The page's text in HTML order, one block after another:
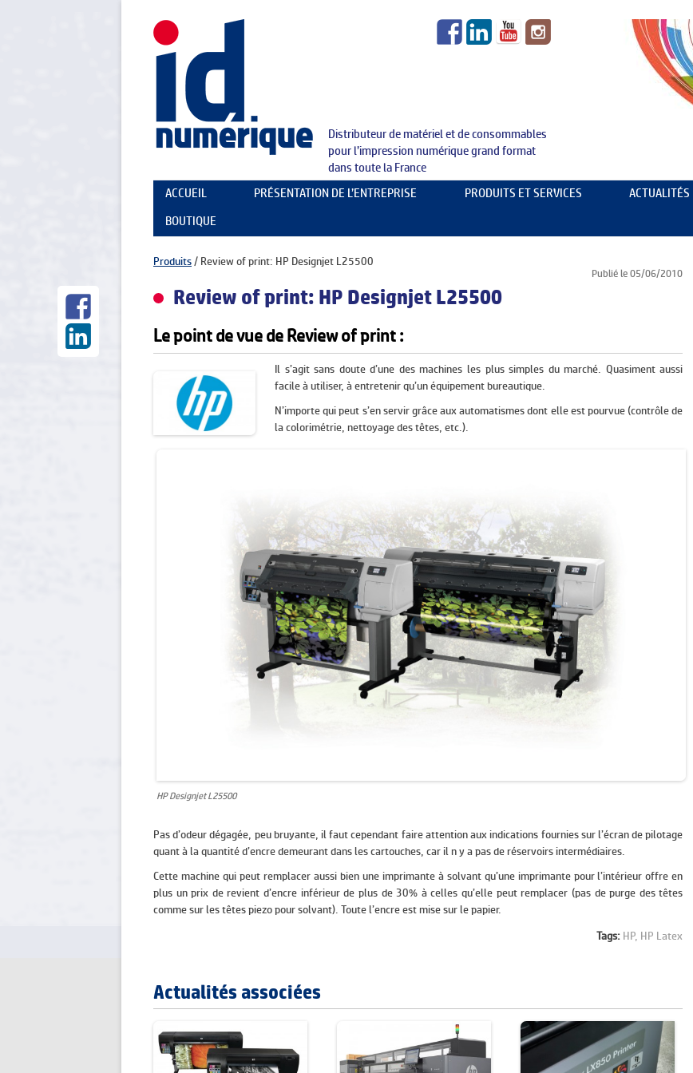
Distributeur de matériel et de consommables
pour l’impression numérique grand format
dans toute la France
Aller au contenu principal
ACCUEIL PRÉSENTATION DE L’ENTREPRISE
NOS PARTENAIRES
PRODUITS ET SERVICES
MATÉRIELS DE FINITIONS & OUTILLAGE
FORMATIONS
LOGICIELS
ACTUALITÉS
RECRUTEMENTS
BOUTIQUE
Produits/ Review of print: HP Designjet L25500
Publié le 05/06/2010
Review of print: HP Designjet L25500
Le point de vue de Review of print :
Il s’agit sans doute d’une des machines les plus simples du marché. Quasiment aussi
facile à utiliser, à entretenir qu’un équipement bureautique.
N’importe qui peut s’en servir grâce aux automatismes dont elle est pourvue (contrôle de
la colorimétrie, nettoyage des têtes, etc.).
HP Designjet L25500
Pas d’odeur dégagée, peu bruyante, il faut cependant faire attention aux indications fournies sur l’écran de pilotage
quant à la quantité d’encre demeurant dans les cartouches, car il n y a pas de réservoirs intermédiaires.
Cette machine qui peut remplacer aussi bien une imprimante à solvant qu’une imprimante pour l’intérieur offre en
plus un prix de revient d’encre inférieur de plus de 30% à celles qu’elle peut remplacer (pas de purge des têtes
comme sur les têtes piezo pour solvant). Toute l’encre est mise sur le papier.
Tags: HP, HP Latex
Actualités associées